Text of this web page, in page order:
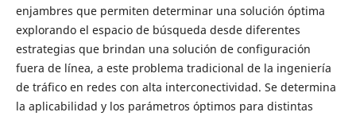
enjambres que permiten determinar una solución óptima
explorando el espacio de búsqueda desde diferentes
estrategias que brindan una solución de configuración
fuera de línea, a este problema tradicional de la ingeniería
de tráfico en redes con alta interconectividad. Se determina
la aplicabilidad y los parámetros óptimos para distintas